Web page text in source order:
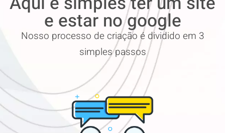
e estar no google
Nosso processo de criação é dividido em 3
simples passos